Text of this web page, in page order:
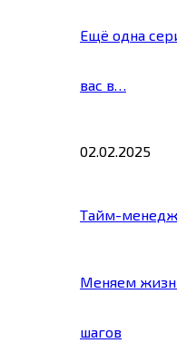
Ещё одна
вас в…
02.02.2025
Тайм-
Меняем
шагов